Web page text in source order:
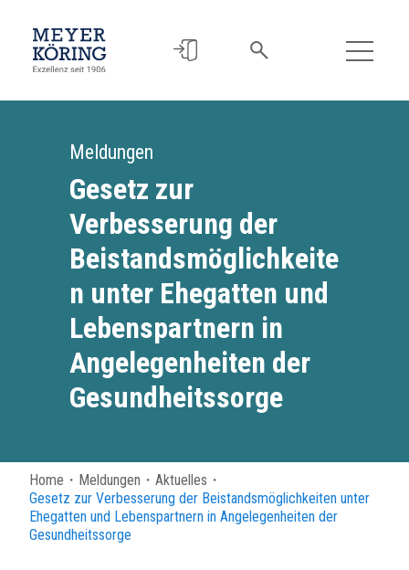
Meldungen
Gesetz zur
Verbesserung der
Beistandsmöglichkeite
n unter Ehegatten und
Lebenspartnern in
Angelegenheiten der
Gesundheitssorge
Home ・ Meldungen ・ Aktuelles ・
Gesetz zur Verbesserung der Beistandsmöglichkeiten unter
Ehegatten und Lebenspartnern in Angelegenheiten der
Gesundheitssorge